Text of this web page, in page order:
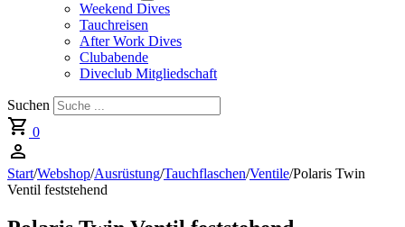
Weekend Dives
Tauchreisen
After Work Dives
Clubabende
Diveclub Mitgliedschaft
Suchen
0
Start/Webshop/Ausrüstung/Tauchflaschen/Ventile/Polaris Twin
Ventil feststehend